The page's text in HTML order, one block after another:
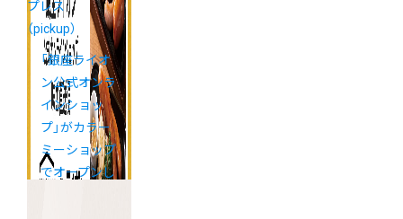
プレス
（pickup）
「銀座ライオ
ン公式オンラ
インショッ
プ」がカラー
ミーショップ
でオープンし